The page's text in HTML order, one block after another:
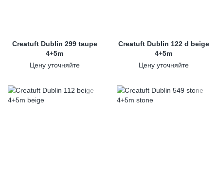
Creatuft Dublin 299 taupe
4+5m
Цену уточняйте
Creatuft Dublin 122 d beige
4+5m
Цену уточняйте